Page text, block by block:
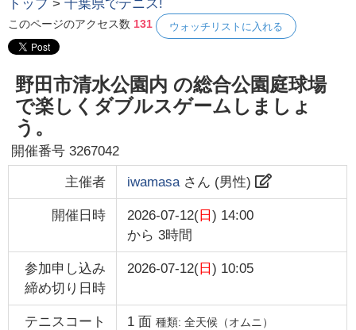
トップ >千葉県でテニス!
このページのアクセス数 131 ウォッチリストに入れる
野田市清水公園内 の総合公園庭球場
で楽しくダブルスゲームしましょ
う。
開催番号3267042
主催者 iwamasaさん (男性)
開催日時 2026-07-12(日 ) 14:00
から 3時間
参加申し込み
締め切り日時
2026-07-12(日 ) 10:05
テニスコート 1面 種類: 全天候（オムニ）